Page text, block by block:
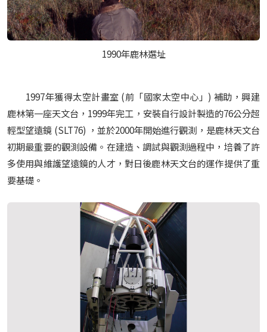
1990年鹿林選址
1997年獲得太空計畫室 (前「國家太空中心」) 補助，興建
鹿林第一座天文台，1999年完工，安裝自行設計製造的76公分超
輕型望遠鏡 (SLT76) ，並於2000年開始進行觀測，是鹿林天文台
初期最重要的觀測設備。在建造、調試與觀測過程中，培養了許
多使用與維護望遠鏡的人才，對日後鹿林天文台的運作提供了重
要基礎。